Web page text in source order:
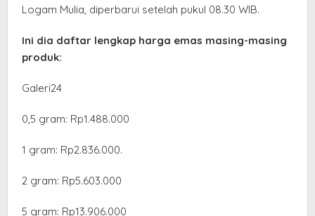
Logam Mulia, diperbarui setelah pukul 08.30 WIB.
Ini dia daftar lengkap harga emas masing-masing
produk:
Galeri24
0,5 gram: Rp1.488.000
1 gram: Rp2.836.000.
‎2 gram: Rp5.603.000
‎5 gram: Rp13.906.000